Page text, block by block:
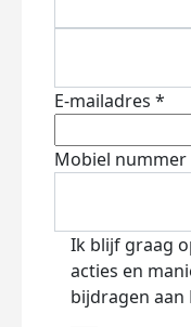
E-mailadres *
Mobiel nummer
Ik blijf graag
acties en
bijdragen aan